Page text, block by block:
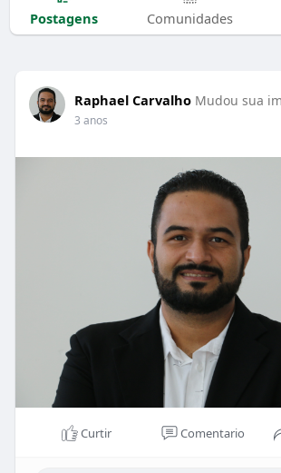
Postagens Comunidades
Raphael Carvalho Mudou sua
3 anos
Curtir Comentario